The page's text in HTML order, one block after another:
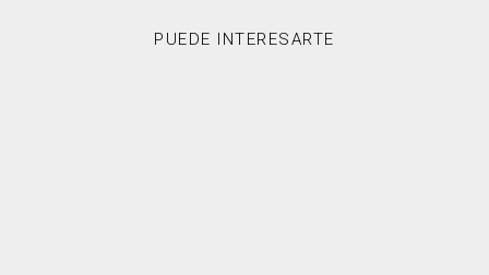
PUEDE INTERESARTE